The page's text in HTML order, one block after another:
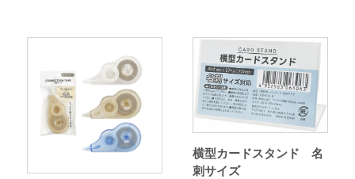
横型カードスタンド 名
刺サイズ